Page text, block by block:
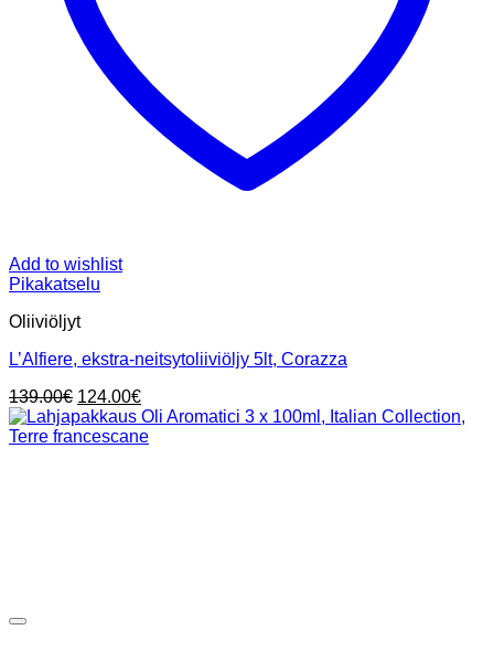
Add to wishlist
Pikakatselu
Oliiviöljyt
L’Alfiere, ekstra-neitsytoliiviöljy 5lt, Corazza
139.00€ Alkuperäinen
hinta
oli:
124.00€Nykyinen
hinta
on: